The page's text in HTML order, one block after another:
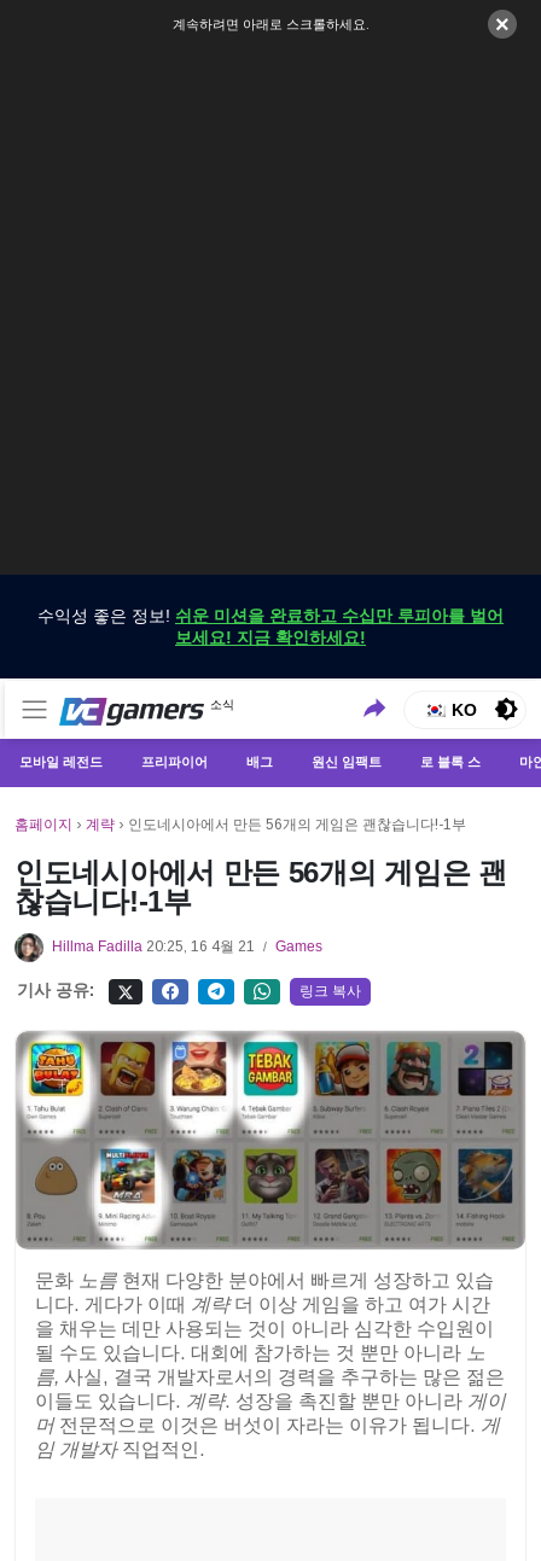
×
계속하려면 아래로 스크롤하세요.
수익성 좋은 정보! 쉬운 미션을 완료하고 수십만 루피아를 벌어
보세요! 지금 확인하세요!
VCGamers 뉴스
소식
VCGamers에서만 최신 게임 뉴스 받기
KO
모바일 레전드 프리파이어 배그 원신 임팩트 로 블록 스 마
홈페이지 › 계략 › 인도네시아에서 만든 56개의 게임은 괜찮습니다!-1부
인도네시아에서 만든 56개의 게임은 괜
찮습니다!-1부
Hillma Fadilla 20:25, 16 4월 21 / Games
기사 공유: 링크 복사
문화 노름 현재 다양한 분야에서 빠르게 성장하고 있습
니다. 게다가 이때 계략더 이상 게임을 하고 여가 시간
을 채우는 데만 사용되는 것이 아니라 심각한 수입원이
될 수도 있습니다. 대회에 참가하는 것 뿐만 아니라 노
름, 사실, 결국 개발자로서의 경력을 추구하는 많은 젊은
이들도 있습니다. 계략. 성장을 촉진할 뿐만 아니라 게이
머 전문적으로 이것은 버섯이 자라는 이유가 됩니다. 게
임 개발자 직업적인.